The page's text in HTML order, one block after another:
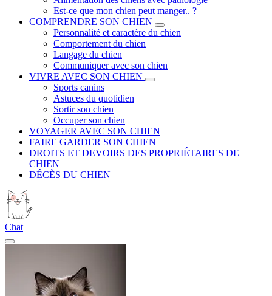
Est-ce que mon chien peut manger.. ?
COMPRENDRE SON CHIEN
Personnalité et caractère du chien
Comportement du chien
Langage du chien
Communiquer avec son chien
VIVRE AVEC SON CHIEN
Sports canins
Astuces du quotidien
Sortir son chien
Occuper son chien
VOYAGER AVEC SON CHIEN
FAIRE GARDER SON CHIEN
DROITS ET DEVOIRS DES PROPRIÉTAIRES DE
CHIEN
DÉCÈS DU CHIEN
Chat